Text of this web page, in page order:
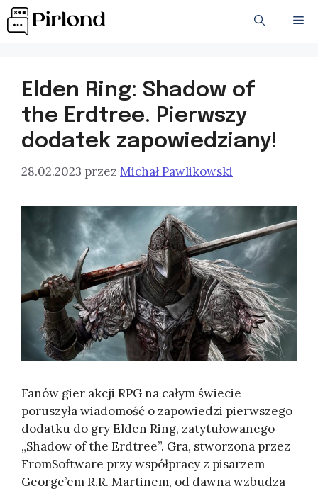
Przejdź
do
Elden Ring: Shadow of
the Erdtree. Pierwszy
dodatek zapowiedziany!
28.02.2023 przez Michał Pawlikowski
Fanów gier akcji RPG na całym świecie
poruszyła wiadomość o zapowiedzi pierwszego
dodatku do gry Elden Ring, zatytułowanego
„Shadow of the Erdtree”. Gra, stworzona przez
FromSoftware przy współpracy z pisarzem
George’em R.R. Martinem, od dawna wzbudza